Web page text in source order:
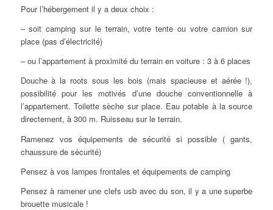
Pour l’hébergement il y a deux choix :
– soit camping sur le terrain, votre tente ou votre camion sur
place (pas d’électricité)
– ou l’appartement à proximité du terrain en voiture : 3 à 6 places
Douche à la roots sous les bois (mais spacieuse et aérée !),
possibilité pour les motivés d’une douche conventionnelle à
l’appartement. Toilette sèche sur place. Eau potable à la source
directement, à 300 m. Ruisseau sur le terrain.
Ramenez vos équipements de sécurité si possible ( gants,
chaussure de sécurité)
Pensez à vos lampes frontales et équipements de camping
Pensez à ramener une clefs usb avec du son, il y a une superbe
brouette musicale !